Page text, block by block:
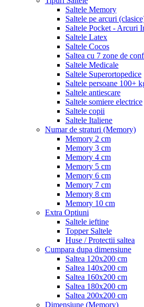
Saltele Memory
Saltele pe arcuri
Saltele Pocket - Arcuri
Saltele Latex
Saltele Cocos
Saltea cu 7 zone de
Saltele Medicale
Saltele Superortopedice
Saltele persoane 100+
Saltele antiescare
Saltele somiere electrice
Saltele copii
Saltele Italiene
Numar de straturi (Memory)
Memory 2 cm
Memory 3 cm
Memory 4 cm
Memory 5 cm
Memory 6 cm
Memory 7 cm
Memory 8 cm
Memory 10 cm
Extra Optiuni
Saltele ieftine
Topper Saltele
Huse / Protectii saltea
Cumpara dupa dimensiune
Saltea 120x200 cm
Saltea 140x200 cm
Saltea 160x200 cm
Saltea 180x200 cm
Saltea 200x200 cm
Dimensiune (Memory)